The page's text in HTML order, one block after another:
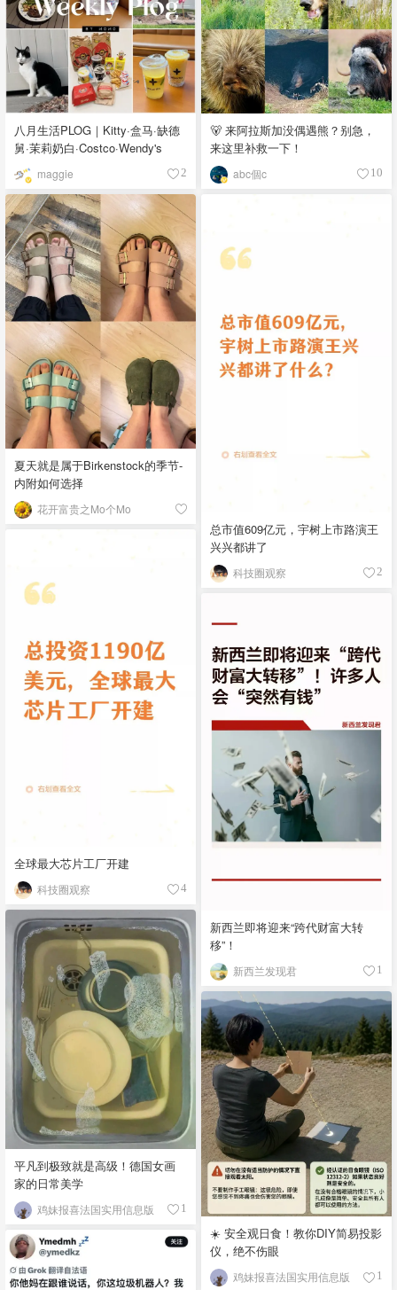
八月生活PLOG｜Kitty·盒马·缺德
舅·茉莉奶白·Costco·Wendy's
maggie 2
🐻 来阿拉斯加没偶遇熊？别急，
来这里补救一下！
abc個c 10
夏天就是属于Birkenstock的季节-
内附如何选择
花开富贵之Mo个Mo
总市值609亿元，宇树上市路演王
兴兴都讲了
科技圈观察 2
全球最大芯片工厂开建
科技圈观察 4
新西兰即将迎来“跨代财富大转
移”！
新西兰发现君 1
平凡到极致就是高级！德国女画
家的日常美学
鸡妹报喜法国实用信息版 1
☀️ 安全观日食！教你DIY简易投影
仪，绝不伤眼
鸡妹报喜法国实用信息版 1